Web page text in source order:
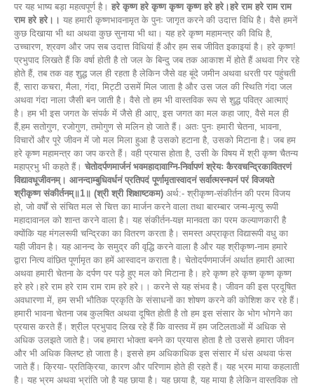
पर यह भाष्य बड़ा महत्वपूर्ण है। हरे कृष्ण हरे कृष्ण कृष्ण कृष्ण हरे हरे।हरे राम हरे राम राम
राम हरे हरे।। यह हमारी कृष्णभावनामृत के पुनः जागृत करने की उदात्त विधि है। वैसे हमनें
कुछ दिखाया भी था अथवा कुछ सुनाया भी था। यह हरे कृष्ण महामन्त्र की विधि है,
उच्चारण, श्रवण और जप सब उदात्त विधियां हैं और हम सब जीवित इकाइयां है। हरे कृष्ण!
प्रभुपाद लिखते हैं कि वर्षा होती है तो जल के बिन्दु जब तक आकाश में होते हैं अथवा गिर रहे
होते हैं, तब तक वह शुद्ध जल ही रहता है लेकिन जैसे वह बूंदे जमीन अथवा धरती पर पहुंचती
हैं, सारा कचरा, मैला, गंदा, मिट्टी उसमें मिल जाता है और उस जल की स्थिति गंदा जल
अथवा गंदा नाला जैसी बन जाती है। वैसे तो हम भी वास्तविक रूप से शुद्ध पवित्र आत्माएं
है। हम भी इस जगत के संपर्क में जैसे ही आए, इस जगत का मल कहा जाए, वैसे मल ही
हैं,हम सतोगुण, रजोगुण, तमोगुण से मलिन हो जाते हैं। अतः पुनः हमारी चेतना, भावना,
विचारों और पूरे जीवन में जो मल मिला हुआ है उसको हटाना है, उसको मिटाना है। जब हम
हरे कृष्ण महामन्त्र का जप करते हैं। वही प्रयास होता है, उसी के विषय में श्री कृष्ण चैतन्य
महाप्रभु भी कहते हैं। चेतोदर्पणमार्जनं भवमहादावाग्नि-निर्वापणं श्रेयः कैरवचन्द्रिकावितरणं
विद्यावधूजीवनम्। आनन्दाम्बुधिवर्धनं प्रतिपदं पूर्णामृतास्वादनं सर्वात्मस्नपनं परं विजयते
श्रीकृष्ण संकीर्तनम्॥1॥ (श्री श्री शिक्षाष्टकम) अर्थ:- श्रीकृष्ण-संकीर्तन की परम विजय
हो, जो वर्षों से संचित मल से चित्त का मार्जन करने वाला तथा बारम्बार जन्म-मृत्यु रूपी
महादावानल को शान्त करने वाला है। यह संकीर्तन-यज्ञ मानवता का परम कल्याणकारी है
क्योंकि यह मंगलरूपी चन्द्रिका का वितरण करता है। समस्त अप्राकृत विद्यारूपी वधु का
यही जीवन है। यह आनन्द के समुद्र की वृद्धि करने वाला है और यह श्रीकृष्ण-नाम हमारे
द्वारा नित्य वांछित पूर्णामृत का हमें आस्वादन कराता है। चेतोदर्पणमार्जनं अर्थात हमारी आत्मा
अथवा हमारी चेतना के दर्पण पर पड़े हुए मल को मिटाना है। हरे कृष्ण हरे कृष्ण कृष्ण कृष्ण
हरे हरे।हरे राम हरे राम राम राम हरे हरे।। करने से यह संभव है। जीवन की इस प्रदूषित
अवधारणा में, हम सभी भौतिक प्रकृति के संसाधनों का शोषण करने की कोशिश कर रहे हैं।
हमारी भावना चेतना जब कुलषित अथवा दूषित होती है तो हम इस संसार के भोग भोगने का
प्रयास करते हैं। श्रील प्रभुपाद लिख रहे हैं कि वास्तव में हम जटिलताओं में अधिक से
अधिक उलझते जाते है। जब हमारा भोक्ता बनने का प्रयास होता है तो उससे हमारा जीवन
और भी अधिक क्लिष्ट हो जाता है। इससे हम अधिकाधिक इस संसार में धंस अथवा फंस
जाते हैं। क्रिया- प्रतिक्रिया, कारण और परिणाम होते ही रहते हैं। यह भ्रम माया कहलाती
है। यह भ्रम अथवा भ्रांति जो है यह छाया है। यह छाया है, यह माया है लेकिन वास्तविक तो